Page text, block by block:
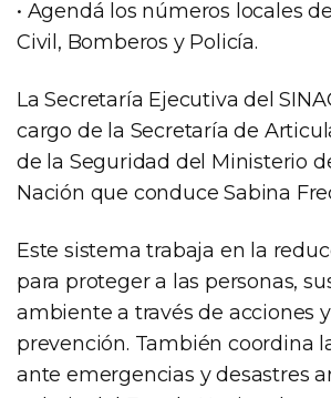
• Agendá los números locales
Civil, Bomberos y Policía.
La Secretaría Ejecutiva del
cargo de la Secretaría de
de la Seguridad del Ministerio
Nación que conduce Sabina
Este sistema trabaja en la
para proteger a las personas,
ambiente a través de acciones
prevención. También coordina
ante emergencias y desastres